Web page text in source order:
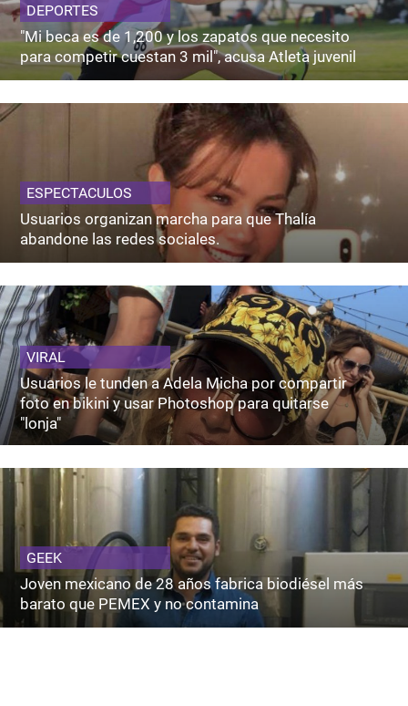
DEPORTES
"Mi beca es de 1,200 y los zapatos que necesito
para competir cuestan 3 mil", acusa Atleta juvenil
ESPECTACULOS
Usuarios organizan marcha para que Thalía
abandone las redes sociales.
VIRAL
Usuarios le tunden a Adela Micha por compartir
foto en bikini y usar Photoshop para quitarse
"lonja"
GEEK
Joven mexicano de 28 años fabrica biodiésel más
barato que PEMEX y no contamina